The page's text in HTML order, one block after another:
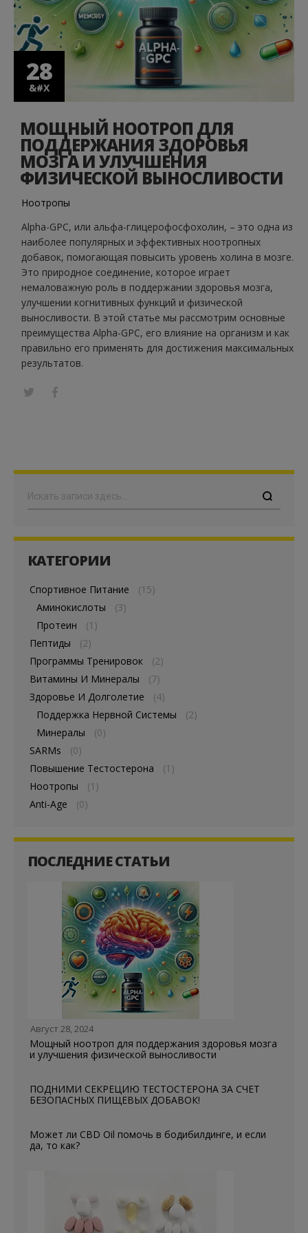
28
&#X
28
&#X
МОЩНЫЙ НООТРОП ДЛЯ
ПОДДЕРЖАНИЯ ЗДОРОВЬЯ
МОЗГА И УЛУЧШЕНИЯ
ФИЗИЧЕСКОЙ ВЫНОСЛИВОСТИ
Ноотропы
Alpha-GPC, или альфа-глицерофосфохолин, – это одна из
наиболее популярных и эффективных ноотропных
добавок, помогающая повысить уровень холина в мозге.
Это природное соединение, которое играет
немаловажную роль в поддержании здоровья мозга,
улучшении когнитивных функций и физической
выносливости. В этой статье мы рассмотрим основные
преимущества Alpha-GPC, его влияние на организм и как
правильно его применять для достижения максимальных
результатов.
Поиск
КАТЕГОРИИ
Спортивное Питание
(15)
Аминокислоты
(3)
Протеин
(1)
Пептиды
(2)
Программы Тренировок
(2)
Витамины И Минералы
(7)
Здоровье И Долголетие
(4)
Поддержка Нервной Системы
(2)
Минералы
(0)
SARMs
(0)
Повышение Тестостерона
(1)
Ноотропы
(1)
Anti-Age
(0)
ПОСЛЕДНИЕ СТАТЬИ
Август 28, 2024
Мощный ноотроп для поддержания здоровья мозга
и улучшения физической выносливости
ПОДНИМИ СЕКРЕЦИЮ ТЕСТОСТЕРОНА ЗА СЧЕТ
БЕЗОПАСНЫХ ПИЩЕВЫХ ДОБАВОК!
Может ли CBD Oil помочь в бодибилдинге, и если
да, то как?